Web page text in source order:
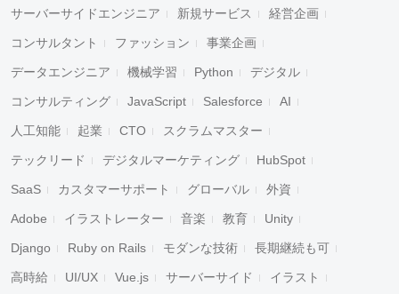
サーバーサイドエンジニア 新規サービス 経営企画
コンサルタント ファッション 事業企画
データエンジニア 機械学習 Python デジタル
コンサルティング JavaScript Salesforce AI
人工知能 起業 CTO スクラムマスター
テックリード デジタルマーケティング HubSpot
SaaS カスタマーサポート グローバル 外資
Adobe イラストレーター 音楽 教育 Unity
Django Ruby on Rails モダンな技術 長期継続も可
高時給 UI/UX Vue.js サーバーサイド イラスト